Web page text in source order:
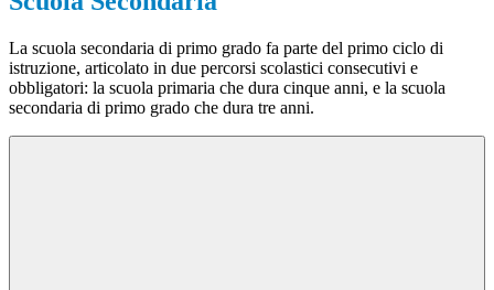
La scuola secondaria di primo grado fa parte del primo ciclo di
istruzione, articolato in due percorsi scolastici consecutivi e
obbligatori: la scuola primaria che dura cinque anni, e la scuola
secondaria di primo grado che dura tre anni.